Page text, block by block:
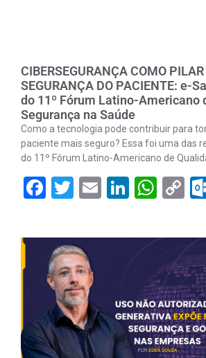
CIBERSEGURANÇA COMO
SEGURANÇA DO PACIENTE: e-
do 11º Fórum Latino-Americano
Segurança na Saúde
Como a tecnologia pode contribuir para
paciente mais seguro? Essa foi uma das
do 11º Fórum Latino-Americano de
Facebook
Twitter
Email